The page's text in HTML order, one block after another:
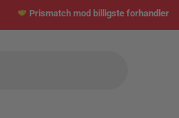
Prismatch mod billigste forhandler